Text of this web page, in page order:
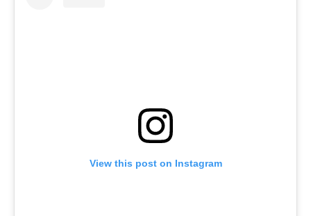
View this post on Instagram